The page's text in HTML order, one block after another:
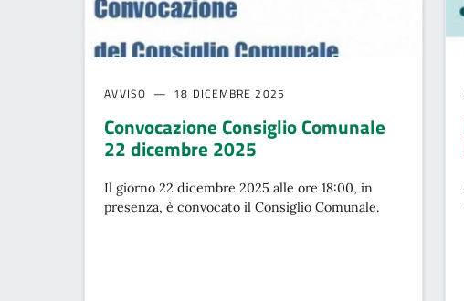
AVVISO 18 DICEMBRE 2025
Convocazione Consiglio Comunale
22 dicembre 2025
Il giorno 22 dicembre 2025 alle ore 18:00, in
presenza, è convocato il Consiglio Comunale.